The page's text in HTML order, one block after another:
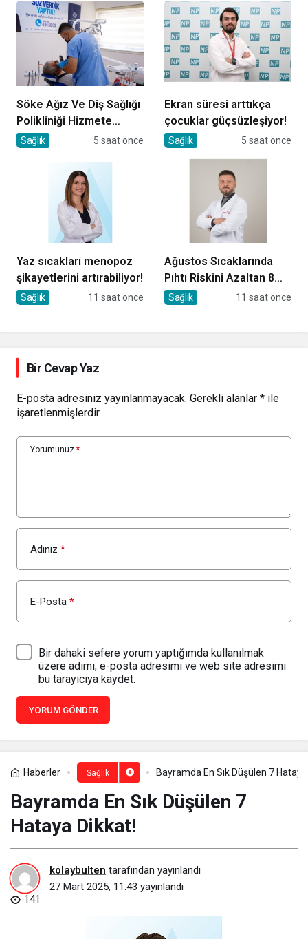
Söke Ağız Ve Diş Sağlığı
Polikliniği Hizmete
Başladı
Sağlık 5 saat önce
Ekran süresi arttıkça
çocuklar güçsüzleşiyor!
Sağlık 5 saat önce
Yaz sıcakları menopoz
şikayetlerini artırabiliyor!
Sağlık 11 saat önce
Ağustos Sıcaklarında
Pıhtı Riskini Azaltan 8
Öneri
Sağlık 11 saat önce
Bir Cevap Yaz
E-posta adresiniz yayınlanmayacak. Gerekli alanlar * ile
işaretlenmişlerdir
Yorumunuz *
Adınız *
E-Posta *
Bir dahaki sefere yorum yaptığımda kullanılmak
üzere adımı, e-posta adresimi ve web site adresimi
bu tarayıcıya kaydet.
YORUM GÖNDER
Haberler Sağlık Bayramda En Sık Düşülen 7
Bayramda En Sık Düşülen 7
Hataya Dikkat!
kolaybulten tarafından yayınlandı
27 Mart 2025, 11:43 yayınlandı
141